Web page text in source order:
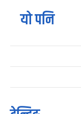
यो पनि